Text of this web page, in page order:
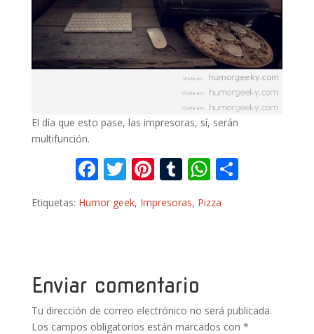
El día que esto pase, las impresoras, sí, serán
multifunción.
F
e
o
k
T
w
itt
Pi
er
T
u
m
W
at
p r
Etiquetas: Humor geek, Impresoras, Pizza
Enviar comentario
Tu dirección de correo electrónico no será publicada.
Los campos obligatorios están marcados con *